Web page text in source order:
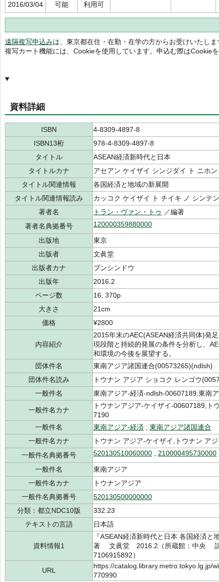
2016/03/04
可能 利用可
遠隔複写申込みは、東京都在住・在勤・在学の方からお受けいたしま
複写カート機能には、Cookieを使用しています。申込む際はCookie
資料詳細
ISBN
4-8309-4897-8
ISBN13桁
978-4-8309-4897-8
タイトル
ASEAN経済新時代と日本
タイトルカナ
アセアン ケイザイ シンジダイ ト ニホン
タイトル関連情報
各国経済と地域の新展開
タイトル関連情報読み
カッコク ケイザイ ト チイキ ノ シンテ
著者名
トラン・ヴァン・トゥ ／編著
著者名典拠番号
120000359880000
出版地
東京
出版者
文眞堂
出版者カナ
ブンシンドウ
出版年
2016.2
ページ数
16, 370p
大きさ
21cm
価格
¥2800
内容紹介
2015年末のAEC(ASEAN経済共同体)発
現段階と持続的発展の条件を分析し、
和環境の今後を展望する。
団体件名
東南アジア諸国連合(00573265)(ndlsh)
団体件名読み
トウナン アジア ショコク レンゴウ
一般件名
東南アジア-経済-ndlsh-00607189,東南
一般件名カナ
トウナンアジア-ケイザイ-00607189,ト
7190
一般件名
東南アジア-経済
東南アジア諸国連合
一般件名カナ
トウナン アジア-ケイザイ,トウナン ア
一般件名典拠番号
520130510060000 210000495730000
一般件名
東南アジア
一般件名カナ
トウナンアジア
一般件名典拠番号
520130500000000
分類：都立NDC10版
332.23
テキストの言語
日本語
資料情報1
『ASEAN経済新時代と日本 各国経済
著 文眞堂 2016.2（所蔵館：中央
7106915892）
URL
https://catalog.library.metro.tokyo.lg.jp/
770990